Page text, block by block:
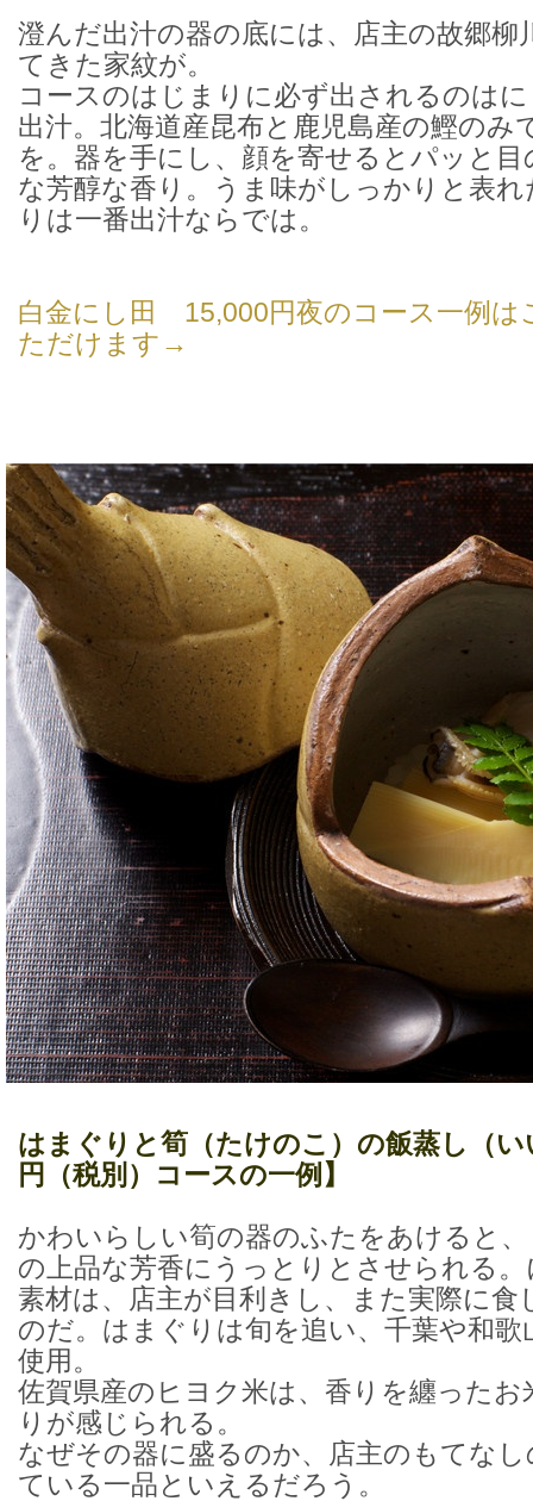
澄んだ出汁の器の底には、店主の故郷柳
てきた家紋が。
コースのはじまりに必ず出されるのは
出汁。北海道産昆布と鹿児島産の鰹のみ
を。器を手にし、顔を寄せるとパッと
な芳醇な香り。うま味がしっかりと表
りは一番出汁ならでは。
白金にし田 15,000円夜のコース一例は
ただけます→
はまぐりと筍（たけのこ）の飯蒸し（い
円（税別）コースの一例】
かわいらしい筍の器のふたをあけると
の上品な芳香にうっとりとさせられる
素材は、店主が目利きし、また実際に食
のだ。はまぐりは旬を追い、千葉や和歌
使用。
佐賀県産のヒヨク米は、香りを纏った
りが感じられる。
なぜその器に盛るのか、店主のもてな
ている一品といえるだろう。